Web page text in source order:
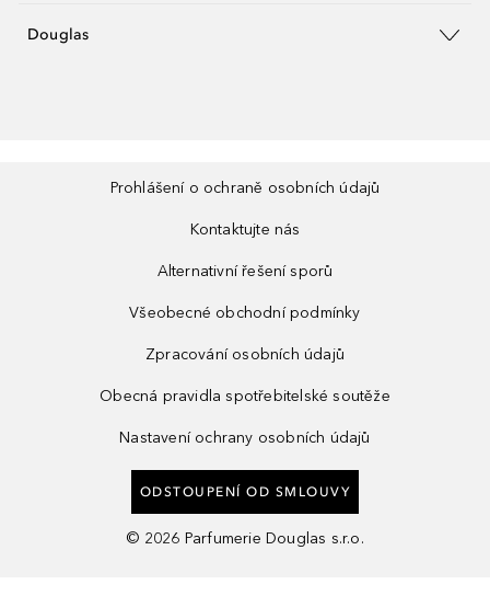
Douglas
Prohlášení o ochraně osobních údajů
Kontaktujte nás
Alternativní řešení sporů
Všeobecné obchodní podmínky
Zpracování osobních údajů
Obecná pravidla spotřebitelské soutěže
Nastavení ochrany osobních údajů
ODSTOUPENÍ OD SMLOUVY
© 2026 Parfumerie Douglas s.r.o.